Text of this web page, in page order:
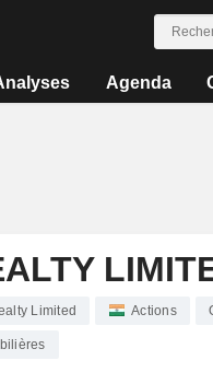
Agenda
Limited Actions